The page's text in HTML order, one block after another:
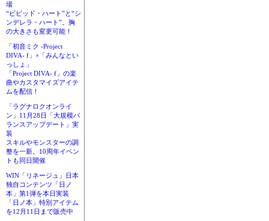
場
“ビビッド・ハート”と“シ
ンデレラ・ハート”。胸
の大きさも変更可能！
「初音ミク -Project
DIVA- f」×「みんなとい
っしょ」
「Project DIVA- f」の楽
曲やカスタマイズアイテ
ムを配信！
「ラグナロクオンライ
ン」11月28日「大規模バ
ランスアップデート」実
装
スキルやモンスターの調
整を一新。10周年イベン
トも同日開催
WIN「リネージュ」日本
独自コンテンツ「日ノ
本」第1弾を本日実装
「日ノ本」特別アイテム
を12月11日まで販売中